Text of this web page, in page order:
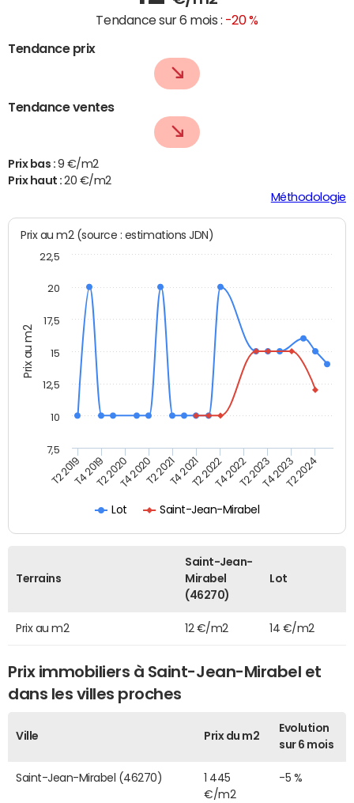
Tendance sur 6 mois : -20 %
Tendance prix
Tendance ventes
Prix bas : 9 €/m2
Prix haut :20 €/m2
Méthodologie
Prix au m2
Prix au m2 (source : estimations JDN)
Lot Saint-Jean-Mirabel
T2 2019T4 2019T2 2020T4 2020T2 2021T4 2021T2 2022T4 2022T2 2023T4 2023T2 2024
7,5
10
12,5
15
17,5
20
22,5
Terrains
Saint-Jean-
Mirabel
(46270)
Lot
Prix au m2 12 €/m2 14 €/m2
Prix immobiliers à Saint-Jean-Mirabel et
dans les villes proches
Ville Prix du m2
Evolution
sur 6 mois
Saint-Jean-Mirabel (46270)
1 445
€/m2
-5 %